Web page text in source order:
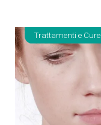
Trattamenti e Cure